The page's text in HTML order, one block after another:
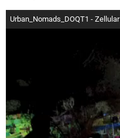
Urban_Nomads_DOQT1 - Zellular